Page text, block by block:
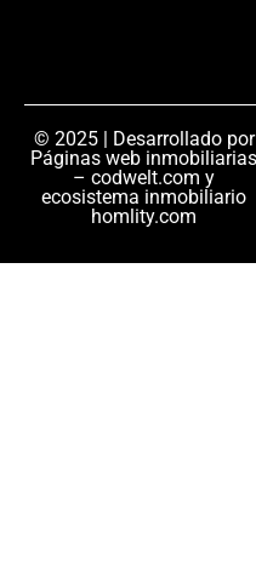
© 2025 | Desarrollado por
Páginas web inmobiliarias
– codwelt.com y
ecosistema inmobiliario
homlity.com